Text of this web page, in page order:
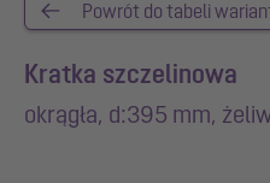
Powrót do tabeli
Kratka szczelinowa
okrągła, d:395 mm,